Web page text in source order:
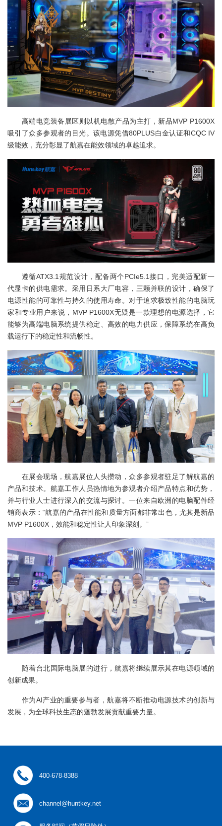
高端电竞装备展区则以机电散产品为主打，新品MVP P1600X
吸引了众多参观者的目光。该电源凭借80PLUS白金认证和CQC IV
级能效，充分彰显了航嘉在能效领域的卓越追求。
遵循ATX3.1规范设计，配备两个PCIe5.1接口，完美适配新一
代显卡的供电需求。采用日系大厂电容，三颗并联的设计，确保了
电源性能的可靠性与持久的使用寿命。对于追求极致性能的电脑玩
家和专业用户来说，MVP P1600X无疑是一款理想的电源选择，它
能够为高端电脑系统提供稳定、高效的电力供应，保障系统在高负
载运行下的稳定性和流畅性。
在展会现场，航嘉展位人头攒动，众多参观者驻足了解航嘉的
产品和技术。航嘉工作人员热情地为参观者介绍产品特点和优势，
并与行业人士进行深入的交流与探讨。一位来自欧洲的电脑配件经
销商表示：“航嘉的产品在性能和质量方面都非常出色，尤其是新品
MVP P1600X，效能和稳定性让人印象深刻。”
随着台北国际电脑展的进行，航嘉将继续展示其在电源领域的
创新成果。
作为AI产业的重要参与者，航嘉将不断推动电源技术的创新与
发展，为全球科技生态的蓬勃发展贡献重要力量。
400-678-8388
channel@huntkey.net